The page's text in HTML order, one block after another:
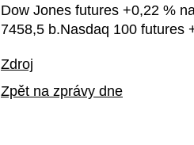
Dow Jones futures +0,22 %
7458,5 b.Nasdaq 100 futures
Zdroj
Zpět na zprávy dne